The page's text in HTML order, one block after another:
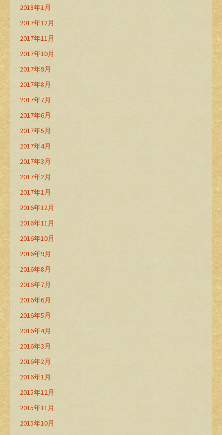
2018年1月
2017年12月
2017年11月
2017年10月
2017年9月
2017年8月
2017年7月
2017年6月
2017年5月
2017年4月
2017年3月
2017年2月
2017年1月
2016年12月
2016年11月
2016年10月
2016年9月
2016年8月
2016年7月
2016年6月
2016年5月
2016年4月
2016年3月
2016年2月
2016年1月
2015年12月
2015年11月
2015年10月